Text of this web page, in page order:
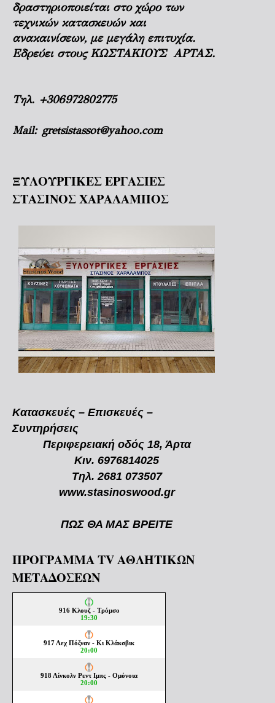
δραστηριοποιείται στο χώρο των
τεχνικών κατασκευών και
ανακαινίσεων, με μεγάλη επιτυχία.
Εδρεύει στους ΚΩΣΤΑΚΙΟΥΣ ΑΡΤΑΣ.
Τηλ. +306972802775
Mail: gretsistassot@yahoo.com
ΞΥΛΟΥΡΓΙΚΕΣ ΕΡΓΑΣΙΕΣ
ΣΤΑΣΙΝΟΣ ΧΑΡΑΛΑΜΠΟΣ
Κατασκευές – Επισκευές –
Συντηρήσεις
Περιφερειακή οδός 18, Άρτα
Κιν. 6976814025
Τηλ. 2681 073507
www.stasinoswood.gr
ΠΩΣ ΘΑ ΜΑΣ ΒΡΕΙΤΕ
ΠΡΟΓΡΑΜΜΑ TV ΑΘΛΗΤΙΚΩΝ
ΜΕΤΑΔΟΣΕΩΝ